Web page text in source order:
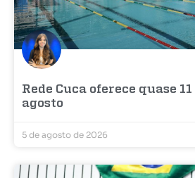
Rede Cuca oferece quase
agosto
5 de agosto de 2026